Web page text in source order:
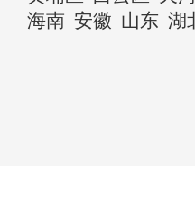
海南 安徽 山东 湖